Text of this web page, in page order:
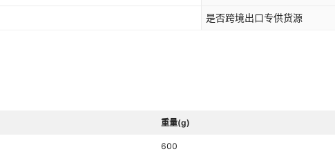
是否跨境出口专供货源
重量(g)
600